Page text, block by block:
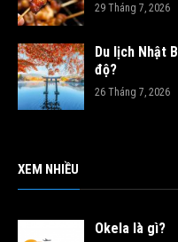
29 Tháng 7, 2026
Du lịch Nhật
độ?
26 Tháng 7, 2026
XEM NHIỀU
Okela là gì?